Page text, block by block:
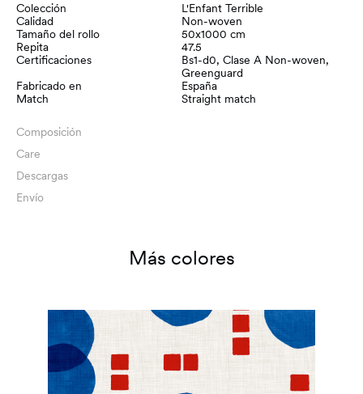
Colección
L'Enfant Terrible
Calidad
Non-woven
Tamaño del rollo
50x1000 cm
Repita
47.5
Certificaciones
Bs1-d0, Clase A Non-woven,
Greenguard
Fabricado en
España
Match
Straight match
Composición
Care
Descargas
Envío
Más colores